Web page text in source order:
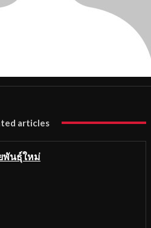
articles
พันธุ์ใหม่